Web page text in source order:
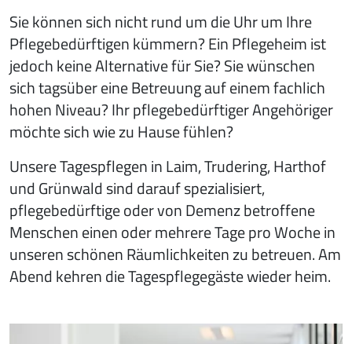
Sie können sich nicht rund um die Uhr um Ihre
Pflegebedürftigen kümmern? Ein Pflegeheim ist
jedoch keine Alternative für Sie? Sie wünschen
sich tagsüber eine Betreuung auf einem fachlich
hohen Niveau? Ihr pflegebedürftiger Angehöriger
möchte sich wie zu Hause fühlen?
Unsere Tagespflegen in Laim, Trudering, Harthof
und Grünwald sind darauf spezialisiert,
pflegebedürftige oder von Demenz betroffene
Menschen einen oder mehrere Tage pro Woche in
unseren schönen Räumlichkeiten zu betreuen. Am
Abend kehren die Tagespflegegäste wieder heim.